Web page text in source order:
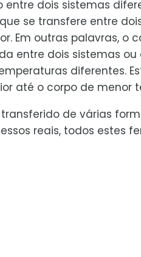
entre dois sistemas
se transfere entre
Em outras palavras, o
entre dois sistemas ou
diferentes.
até o corpo de menor
de várias
reais, todos estes